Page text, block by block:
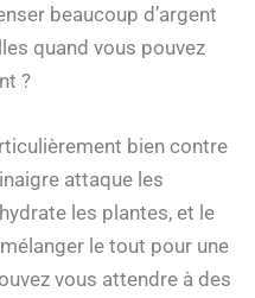
beaucoup d’argent
quand vous pouvez
?
bien contre
attaque les
les plantes, et le
le tout pour une
vous attendre à des